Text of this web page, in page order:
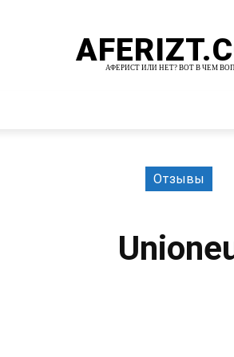
АФЕРИСТ ИЛИ НЕТ? ВОТ В ЧЕМ
Отзывы